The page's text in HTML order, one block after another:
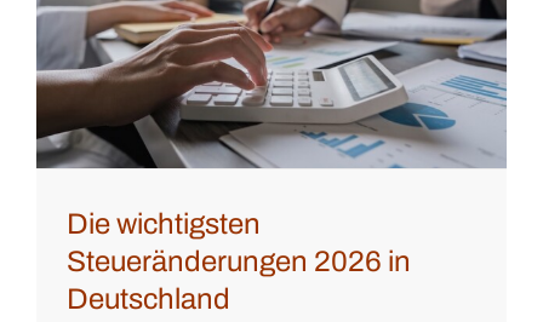
Die wichtigsten
Steueränderungen 2026 in
Deutschland